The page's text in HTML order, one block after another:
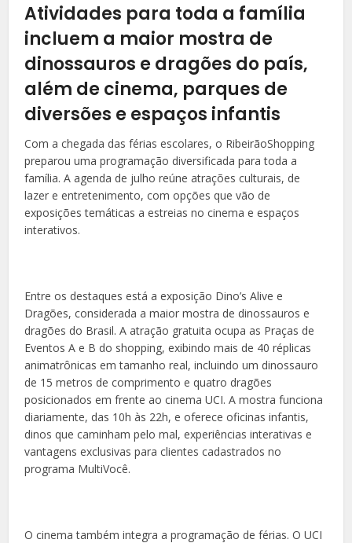
Atividades para toda a família
incluem a maior mostra de
dinossauros e dragões do país,
além de cinema, parques de
diversões e espaços infantis
Com a chegada das férias escolares, o RibeirãoShopping
preparou uma programação diversificada para toda a
família. A agenda de julho reúne atrações culturais, de
lazer e entretenimento, com opções que vão de
exposições temáticas a estreias no cinema e espaços
interativos.
Entre os destaques está a exposição Dino’s Alive e
Dragões, considerada a maior mostra de dinossauros e
dragões do Brasil. A atração gratuita ocupa as Praças de
Eventos A e B do shopping, exibindo mais de 40 réplicas
animatrônicas em tamanho real, incluindo um dinossauro
de 15 metros de comprimento e quatro dragões
posicionados em frente ao cinema UCI. A mostra funciona
diariamente, das 10h às 22h, e oferece oficinas infantis,
dinos que caminham pelo mal, experiências interativas e
vantagens exclusivas para clientes cadastrados no
programa MultiVocê.
O cinema também integra a programação de férias. O UCI